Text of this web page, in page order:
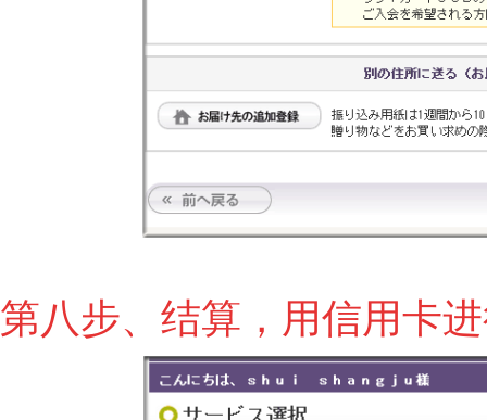
第八步、结算，用信用卡